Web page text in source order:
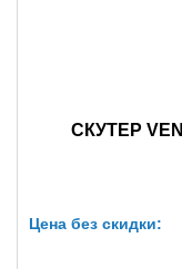
СКУТЕР
Цена без скидки: